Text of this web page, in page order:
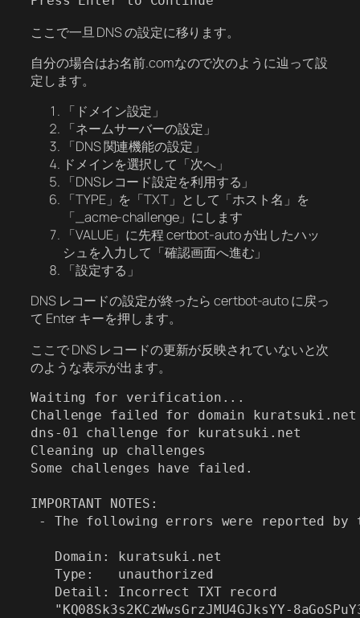
ここで一旦 DNS の設定に移ります。
自分の場合はお名前.comなので次のように辿って設
定します。
「ドメイン設定」
「ネームサーバーの設定」
「DNS 関連機能の設定」
ドメインを選択して「次へ」
「DNSレコード設定を利用する」
「TYPE」を「TXT」として「ホスト名」を
「_acme-challenge」にします
「VALUE」に先程 certbot-auto が出したハッ
シュを入力して「確認画面へ進む」
「設定する」
DNS レコードの設定が終ったら certbot-auto に戻っ
て Enter キーを押します。
ここで DNS レコードの更新が反映されていないと次
のような表示が出ます。
Waiting for verification...
Challenge failed for domain kuratsuki.net
dns-01 challenge for kuratsuki.net
Cleaning up challenges
Some challenges have failed.
IMPORTANT NOTES:
- The following errors were reported by
   Domain: kuratsuki.net
   Type:   unauthorized
   Detail: Incorrect TXT record
"KQ08Sk3s2KCzWwsGrzJMU4GJksYY-